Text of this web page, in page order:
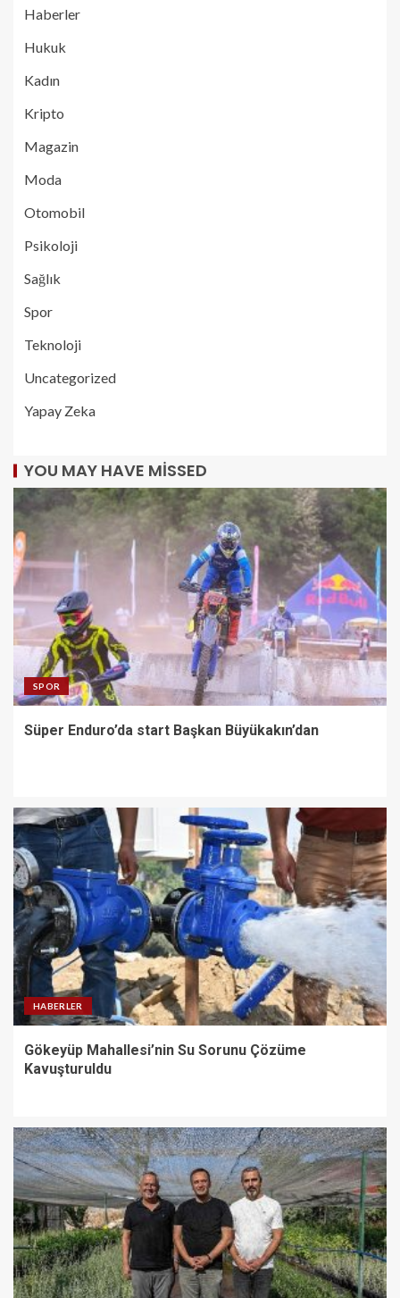
Haberler
Hukuk
Kadın
Kripto
Magazin
Moda
Otomobil
Psikoloji
Sağlık
Spor
Teknoloji
Uncategorized
Yapay Zeka
YOU MAY HAVE MISSED
SPOR
Süper Enduro’da start Başkan Büyükakın’dan
HABERLER
Gökeyüp Mahallesi’nin Su Sorunu Çözüme
Kavuşturuldu